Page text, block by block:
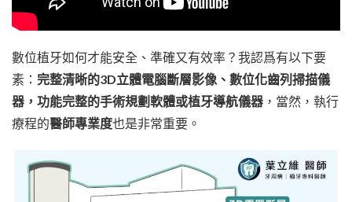
數位植牙如何才能安全、準確又有效率？我認爲有以下要
素： 完整清晰的3D立體電腦斷層影像、數位化齒列掃描儀
器，功能完整的手術規劃軟體或植牙導航儀器 ，當然，執行
療程的醫師專業度也是非常重要。